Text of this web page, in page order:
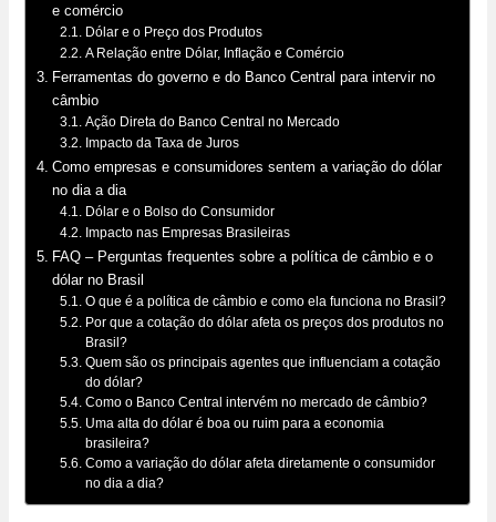
e comércio
Dólar e o Preço dos Produtos
A Relação entre Dólar, Inflação e Comércio
Ferramentas do governo e do Banco Central para intervir no
câmbio
Ação Direta do Banco Central no Mercado
Impacto da Taxa de Juros
Como empresas e consumidores sentem a variação do dólar
no dia a dia
Dólar e o Bolso do Consumidor
Impacto nas Empresas Brasileiras
FAQ – Perguntas frequentes sobre a política de câmbio e o
dólar no Brasil
O que é a política de câmbio e como ela funciona no Brasil?
Por que a cotação do dólar afeta os preços dos produtos no
Brasil?
Quem são os principais agentes que influenciam a cotação
do dólar?
Como o Banco Central intervém no mercado de câmbio?
Uma alta do dólar é boa ou ruim para a economia
brasileira?
Como a variação do dólar afeta diretamente o consumidor
no dia a dia?